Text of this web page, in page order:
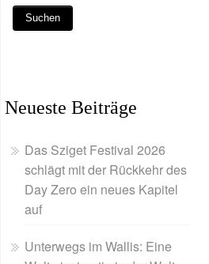
Neueste Beiträge
Das Sziget Festival 2026
schlägt mit der Rückkehr des
Day Zero ein neues Kapitel
auf
Unterwegs im Wallis: Eine